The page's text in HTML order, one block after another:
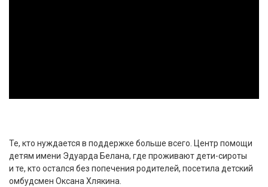
Те, кто нуждается в поддержке больше всего. Центр помощи
детям имени Эдуарда Белана, где проживают дети-сироты
и те, кто остался без попечения родителей, посетила детский
омбудсмен Оксана Хлякина.